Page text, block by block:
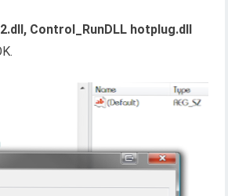
Control_RunDLL hotplug.dll